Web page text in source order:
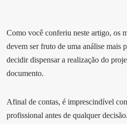
Como você conferiu neste artigo, os
devem ser fruto de uma análise mais
decidir dispensar a realização do
documento.
Afinal de contas, é imprescindível
profissional antes de qualquer